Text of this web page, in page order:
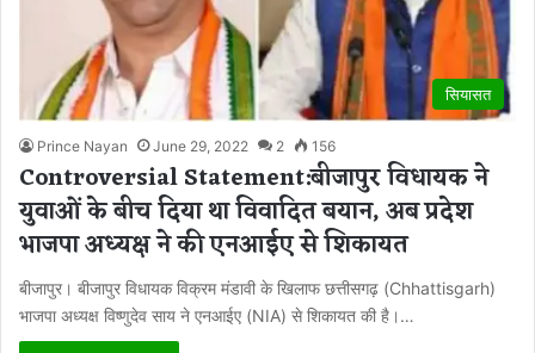
सियासत
Prince Nayan June 29, 2022 2 156
Controversial Statement:बीजापुर विधायक ने
युवाओं के बीच दिया था विवादित बयान, अब प्रदेश
भाजपा अध्यक्ष ने की एनआईए से शिकायत
बीजापुर। बीजापुर विधायक विक्रम मंडावी के खिलाफ छत्तीसगढ़ (Chhattisgarh)
भाजपा अध्यक्ष विष्णुदेव साय ने एनआईए (NIA) से शिकायत की है।…